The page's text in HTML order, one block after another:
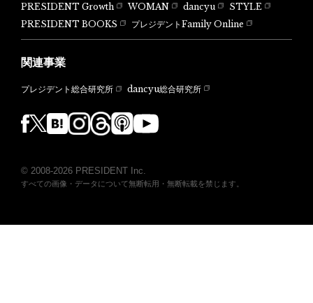
PRESIDENT Growth WOMAN dancyu
STYLE
PRESIDENT BOOKS
プレジデントFamily Online
関連事業
プレジデント総合研究所 dancyu総合研究所
© 2008-2026 PRESIDENT Inc.
すべての画像・データについて無断転用・無断転載を禁じます。